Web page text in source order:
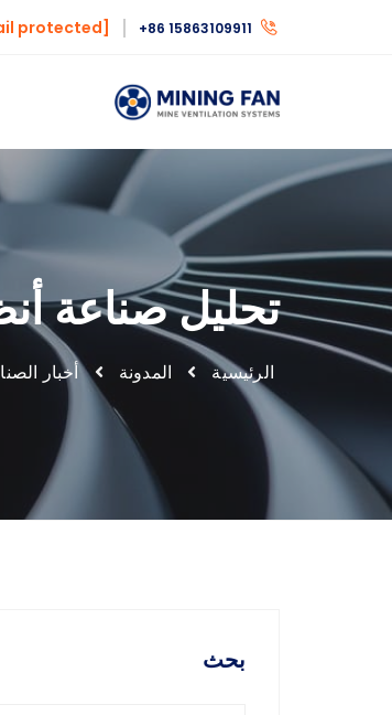
+86 15863109911
[email protected]
تحليل صناعة
الرئيسية المدونة أخبار
بحث